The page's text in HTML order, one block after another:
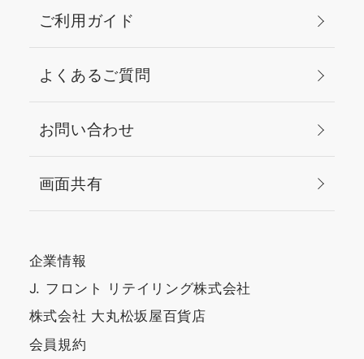
ご利用ガイド
よくあるご質問
お問い合わせ
画面共有
企業情報
J. フロント リテイリング株式会社
株式会社 大丸松坂屋百貨店
会員規約